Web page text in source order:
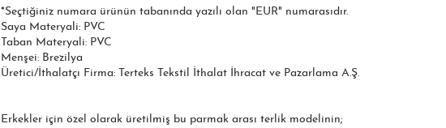
*Seçtiğiniz numara ürünün tabanında yazılı olan "EUR" numarasıdır.
Saya Materyali: PVC
Taban Materyali: PVC
Menşei: Brezilya
Üretici/İthalatçı Firma: Terteks Tekstil İthalat İhracat ve Pazarlama A.Ş.
Erkekler için özel olarak üretilmiş bu parmak arası terlik modelinin;